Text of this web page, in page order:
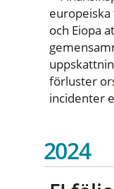
europeiska
och Eiopa
förluster
incidenter
2024